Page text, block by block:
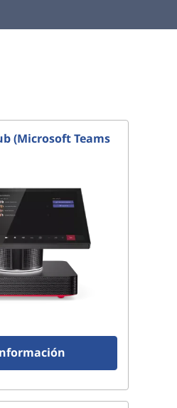
(Microsoft Teams